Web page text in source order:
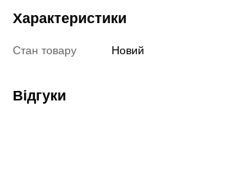
Характеристики
Стан товару Новий
Відгуки